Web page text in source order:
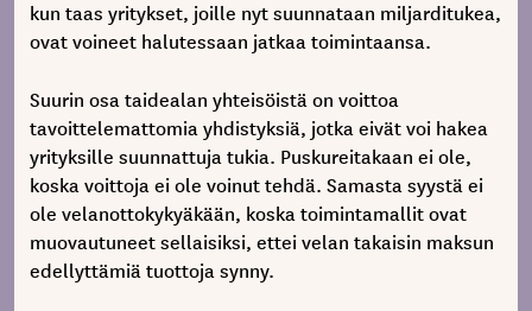
kun taas yritykset, joille nyt suunnataan miljarditukea,
ovat voineet halutessaan jatkaa toimintaansa.
Suurin osa taidealan yhteisöistä on voittoa
tavoittelemattomia yhdistyksiä, jotka eivät voi hakea
yrityksille suunnattuja tukia. Puskureitakaan ei ole,
koska voittoja ei ole voinut tehdä. Samasta syystä ei
ole velanottokykyäkään, koska toimintamallit ovat
muovautuneet sellaisiksi, ettei velan takaisin maksun
edellyttämiä tuottoja synny.